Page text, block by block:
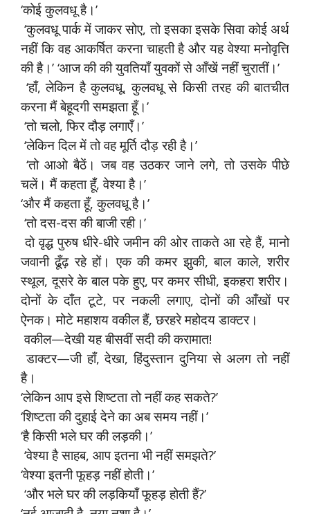
‘कोई कुलवधू है।’
‘कुलवधू पार्क में जाकर सोए, तो इसका इसके सिवा कोई अर्थ
नहीं कि वह आकर्षित करना चाहती है और यह वेश्या मनोवृत्ति
की है।’ ‘आज की की युवतियाँ युवकों से आँखें नहीं चुरातीं।’
‘हाँ, लेकिन है कुलवधू, कुलवधू से किसी तरह की बातचीत
करना मैं बेहूदगी समझता हूँ।’
‘तो चलो, फिर दौड़ लगाएँ।’
‘लेकिन दिल में तो वह मूर्ति दौड़ रही है।’
‘तो आओ बैठें। जब वह उठकर जाने लगे, तो उसके पीछे
चलें। मैं कहता हूँ, वेश्या है।’
‘और मैं कहता हूँ, कुलवधू है।’
‘तो दस-दस की बाजी रही।’
दो वृद्ध पुरुष धीरे-धीरे जमीन की ओर ताकते आ रहे हैं, मानो
जवानी ढूँढ़ रहे हों। एक की कमर झुकी, बाल काले, शरीर
स्थूल, दूसरे के बाल पके हुए, पर कमर सीधी, इकहरा शरीर।
दोनों के दाँत टूटे, पर नकली लगाए, दोनों की आँखों पर
ऐनक। मोटे महाशय वकील हैं, छरहरे महोदय डाक्टर।
वकील—देखी यह बीसवीं सदी की करामात!
डाक्टर—जी हाँ, देखा, हिंदुस्तान दुनिया से अलग तो नहीं
है।
‘लेकिन आप इसे शिष्टता तो नहीं कह सकते?’
‘शिष्टता की दुहाई देने का अब समय नहीं।’
‘है किसी भले घर की लड़की।’
‘वेश्या है साहब, आप इतना भी नहीं समझते?’
‘वेश्या इतनी फूहड़ नहीं होती।’
‘और भले घर की लड़कियाँ फूहड़ होती हैं?’